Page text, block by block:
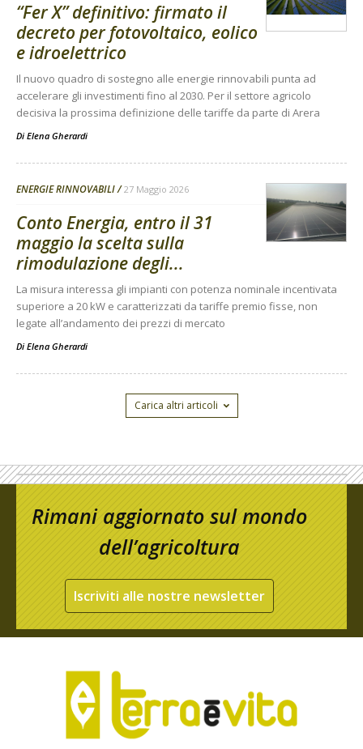
“Fer X” definitivo: firmato il
decreto per fotovoltaico, eolico
e idroelettrico
Il nuovo quadro di sostegno alle energie rinnovabili punta ad
accelerare gli investimenti fino al 2030. Per il settore agricolo
decisiva la prossima definizione delle tariffe da parte di Arera
Di Elena Gherardi
ENERGIE RINNOVABILI 27 Maggio 2026
Conto Energia, entro il 31
maggio la scelta sulla
rimodulazione degli...
La misura interessa gli impianti con potenza nominale incentivata
superiore a 20 kW e caratterizzati da tariffe premio fisse, non
legate all’andamento dei prezzi di mercato
Di Elena Gherardi
Carica altri articoli
Rimani aggiornato sul mondo
dell’agricoltura
Iscriviti alle nostre newsletter